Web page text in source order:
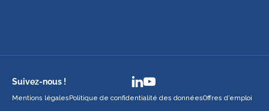
Suivez-nous !
Mentions légalesPolitique de confidentialité des donnéesOffres d’emploi